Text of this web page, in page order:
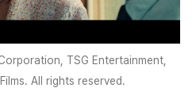
TSG Entertainment,
All rights reserved.